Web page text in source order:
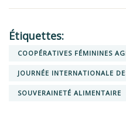
Étiquettes:
COOPÉRATIVES FÉMININES
JOURNÉE INTERNATIONALE
SOUVERAINETÉ ALIMENTAIRE